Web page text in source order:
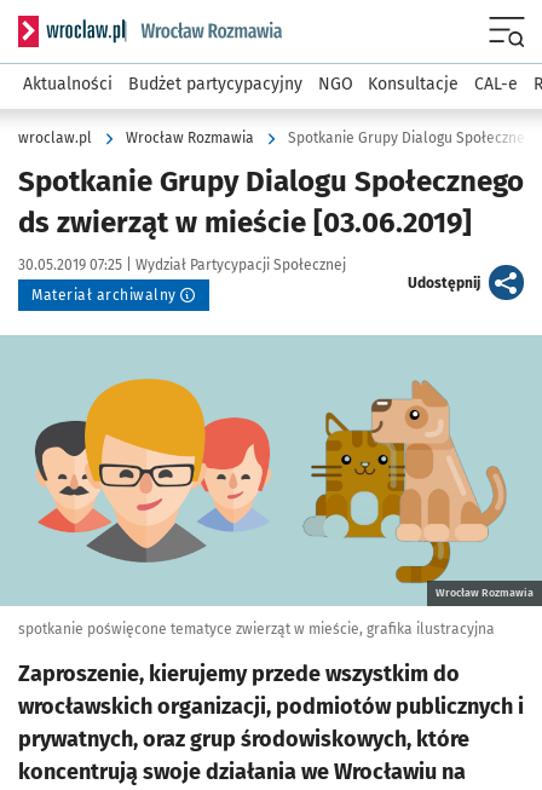
Serwis informacyjny wroclaw.pl podserwis: Rozmawia
Aktualności Budżet partycypacyjny NGO Konsultacje CAL-e
wroclaw.pl Wrocław Rozmawia Spotkanie Grupy Dialogu
Spotkanie Grupy Dialogu Społecznego
ds zwierząt w mieście [03.06.2019]
Data publikacji:
30.05.2019 07:25 | Autor:
Wydział Partycypacji Społecznej
Materiał archiwalny
Udostępnijartykuł
Wrocław Rozmawia
spotkanie poświęcone tematyce zwierząt w mieście, grafika ilustracyjna
Zaproszenie, kierujemy przede wszystkim do
wrocławskich organizacji, podmiotów publicznych i
prywatnych, oraz grup środowiskowych, które
koncentrują swoje działania we Wrocławiu na